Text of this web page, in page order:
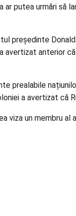
ar putea urmări
președinte
avertizat anterior
prealabile
a avertizat că
viza un membru